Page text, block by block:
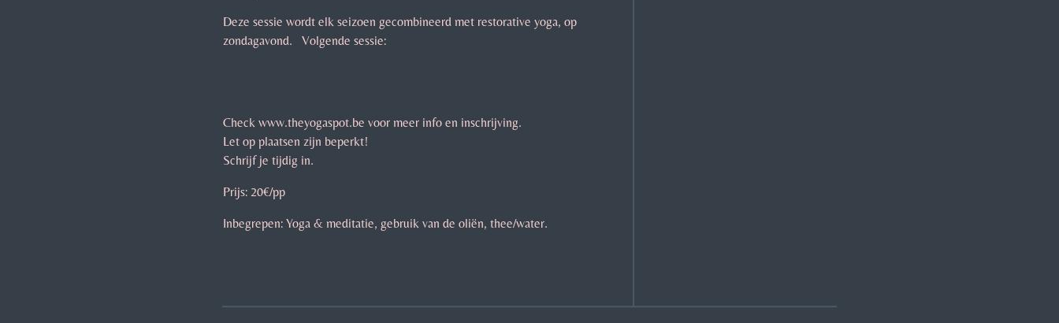
Deze sessie wordt elk seizoen gecombineerd met restorative yoga, op
zondagavond. Volgende sessie:
Check www.theyogaspot.be voor meer info en inschrijving.
Let op plaatsen zijn beperkt!
Schrijf je tijdig in.
Prijs: 20€/pp
Inbegrepen: Yoga & meditatie, gebruik van de oliën, thee/water.